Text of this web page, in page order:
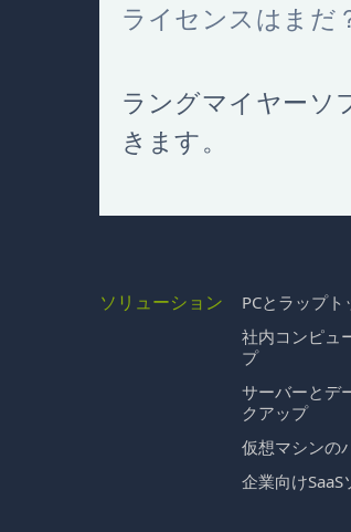
ライセンスはまだ
ラングマイヤーソ
きます。
ソリューション
PCとラップ
社内コンピュ
プ
サーバーとデ
クアップ
仮想マシンの
企業向け